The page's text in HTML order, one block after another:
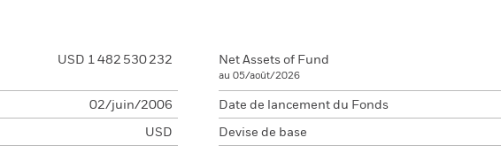
USD 1 482 530 232
02/juin/2006
USD
Net Assets of Fund
au 05/août/2026
Date de lancement du Fonds
Devise de base